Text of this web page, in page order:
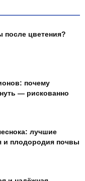
после цветения?
почему
— рискованно
лучшие
и плодородия почвы